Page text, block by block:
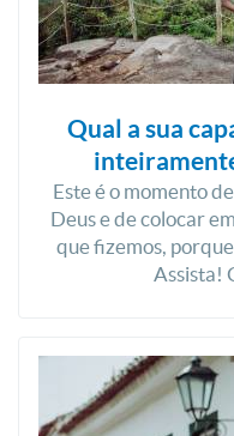
Qual a sua
Este é o momento
Deus e de colocar
que fizemos,
Assista!